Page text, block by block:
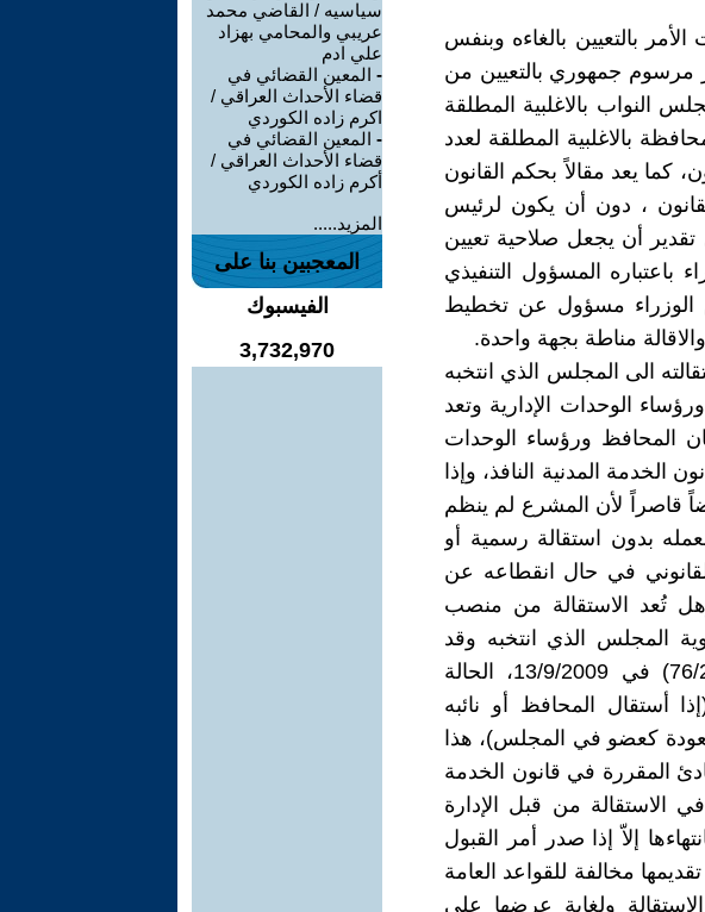
بالتعيين بالغاءه وبنفس
مرسوم جمهوري بالتعيين من
النواب بالاغلبية المطلقة
بالاغلبية المطلقة لعدد
كما يعد مقالاً بحكم القانون
، دون أن يكون لرئيس
أن يجعل صلاحية تعيين
المسؤول التنفيذي
الوزراء مسؤول عن تخطيط
مناطة بجهة واحدة.
الى المجلس الذي انتخبه
الوحدات الإدارية وتعد
المحافظ ورؤساء الوحدات
المدنية النافذ، وإذا
قاصراً لأن المشرع لم ينظم
بدون استقالة رسمية أو
في حال انقطاعه عن
تُعد الاستقالة من منصب
المجلس الذي انتخبه وقد
اجاب مجلس الدولة بموجب قراره المرقم (76/2009) في 13/9/2009، الحالة
(إذا أستقال المحافظ أو نائبه
كعضو في المجلس)، هذا
المقررة في قانون الخدمة
الاستقالة من قبل الإدارة
بانتهاءها إلاّ إذا صدر أمر القبول
مخالفة للقواعد العامة
ولغاية عرضها على
سياسيه / القاضي محمد
عريبي والمحامي بهزاد
علي ادم
- المعين القضائي في
قضاء الأحداث العراقي /
اكرم زاده الكوردي
- المعين القضائي في
قضاء الأحداث العراقي /
أكرم زاده الكوردي
المزيد.....
المعجبين بنا على
الفيسبوك
3,732,970